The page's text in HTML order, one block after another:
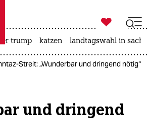
taz zahl ich
zahl ich

taz zahl ich
trump katzen landtagswahl in
Streit: „Wunderbar und dringend nötig“
und dringend